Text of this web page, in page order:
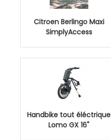
Citroen Berlingo Maxi
SimplyAccess
Handbike tout éléctrique
Lomo GX 16"